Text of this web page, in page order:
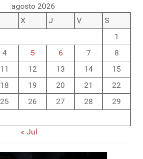
agosto 2026
X J V
S
1
4 5 6 7
8
11 12 13 14
15
18 19 20 21
22
25 26 27 28
29
« Jul